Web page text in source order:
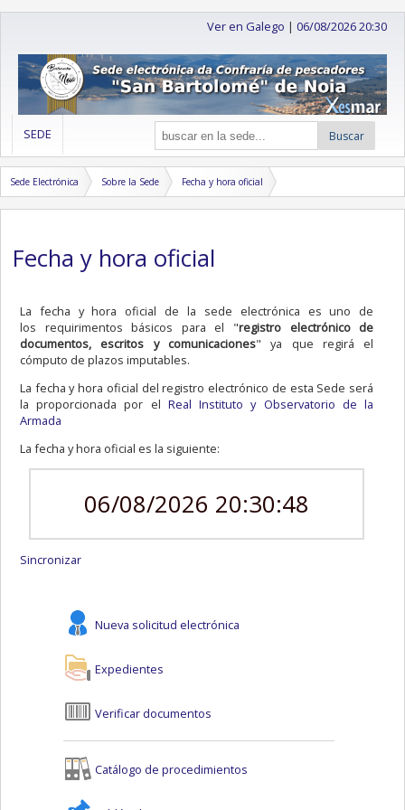
Ver en Galego |06/08/2026 20:30
SEDE Buscar
Sede Electrónica Sobre la Sede Fecha y hora oficial
Fecha y hora oficial
La fecha y hora oficial de la sede electrónica es uno de
los requirimentos básicos para el "registro electrónico de
documentos, escritos y comunicaciones" ya que regirá el
cómputo de plazos imputables.
La fecha y hora oficial del registro electrónico de esta Sede será
la proporcionada por el Real Instituto y Observatorio de la
Armada
La fecha y hora oficial es la siguiente:
06/08/2026 20:30:48
Sincronizar
Nueva solicitud electrónica
Expedientes
Verificar documentos
Catálogo de procedimientos